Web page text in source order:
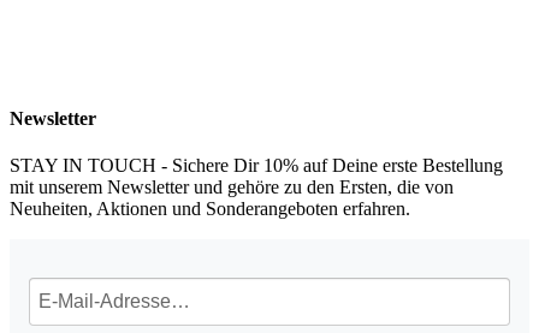
Newsletter
STAY IN TOUCH - Sichere Dir 10% auf Deine erste Bestellung
mit unserem Newsletter und gehöre zu den Ersten, die von
Neuheiten, Aktionen und Sonderangeboten erfahren.